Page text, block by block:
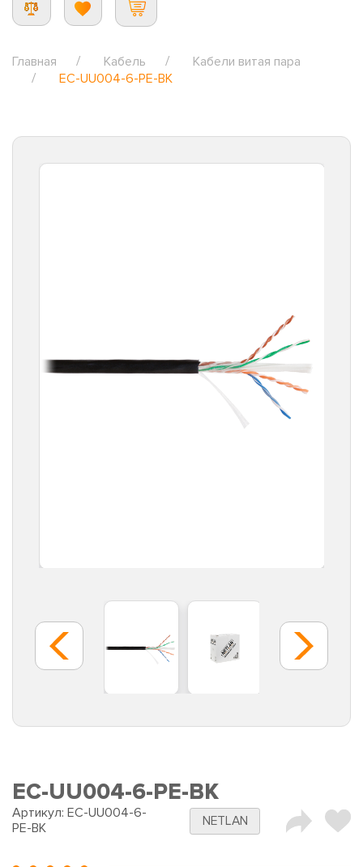
Главная Кабель
Кабели витая пара
EC-UU004-6-PE-BK
EC-UU004-6-PE-BK
Артикул: EC-UU004-6-
PE-BK
NETLAN